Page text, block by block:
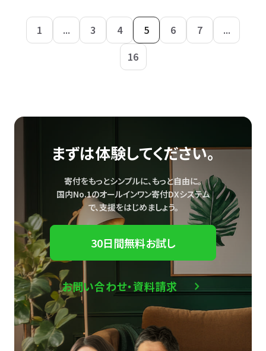
1 ... 3 4 5 6 7
...
16
まずは体験してください。
寄付をもっとシンプルに、もっと自由に。
国内No.1のオールインワン寄付DXシステム
で、支援をはじめましょう。
30日間無料お試し
お問い合わせ・資料請求